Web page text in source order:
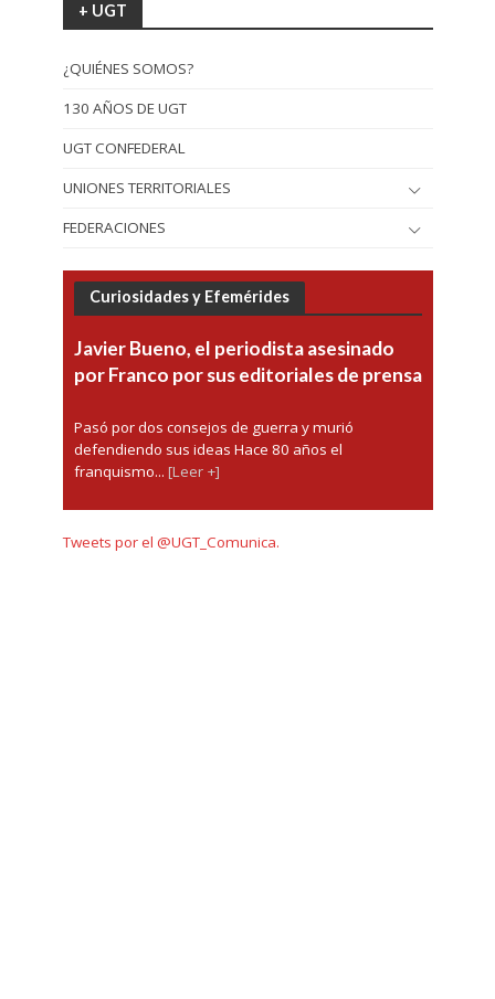
+ UGT
¿QUIÉNES SOMOS?
130 AÑOS DE UGT
UGT CONFEDERAL
UNIONES TERRITORIALES
FEDERACIONES
Curiosidades y Efemérides
Javier Bueno, el periodista asesinado
por Franco por sus editoriales de prensa
Pasó por dos consejos de guerra y murió
defendiendo sus ideas Hace 80 años el
franquismo... [Leer +]
Tweets por el @UGT_Comunica.